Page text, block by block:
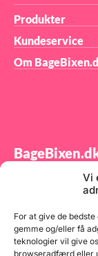
Vi
For at give de
gemme og/eller få
teknologier vil give
browseradfærd eller
Produkter
Kundeservice
Om
Tilmeld dig
samt
indbakke.